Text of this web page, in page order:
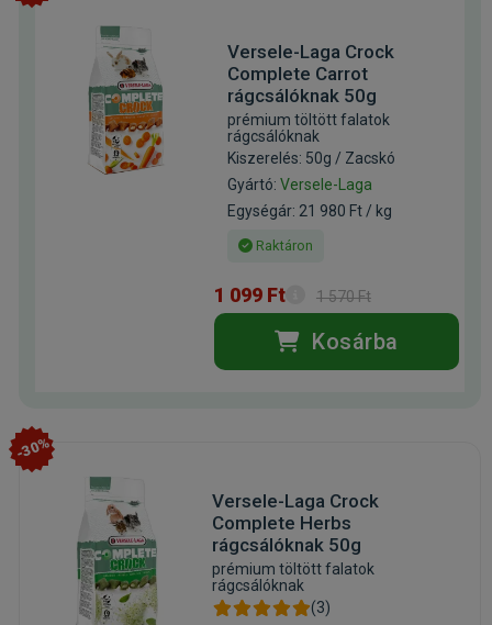
Versele-Laga Crock
Complete Carrot
rágcsálóknak 50g
prémium töltött falatok
rágcsálóknak
Kiszerelés: 50g / Zacskó
Gyártó: Versele-Laga
Egységár: 21 980 Ft / kg
Raktáron
1 099 Ft 1 570 Ft
Kosárba
-30%
Versele-Laga Crock
Complete Herbs
rágcsálóknak 50g
prémium töltött falatok
rágcsálóknak
(3)